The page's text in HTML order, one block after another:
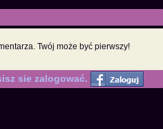
Twój może być pierwszy!
sie zalogować.